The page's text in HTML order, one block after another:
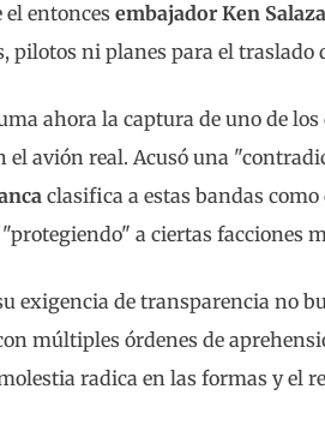
entonces embajador Ken
pilotos ni planes para el traslado
ahora la captura de uno de
el avión real. Acusó una
clasifica a estas bandas
a ciertas facciones
exigencia de transparencia no
múltiples órdenes de
radica en las formas y el